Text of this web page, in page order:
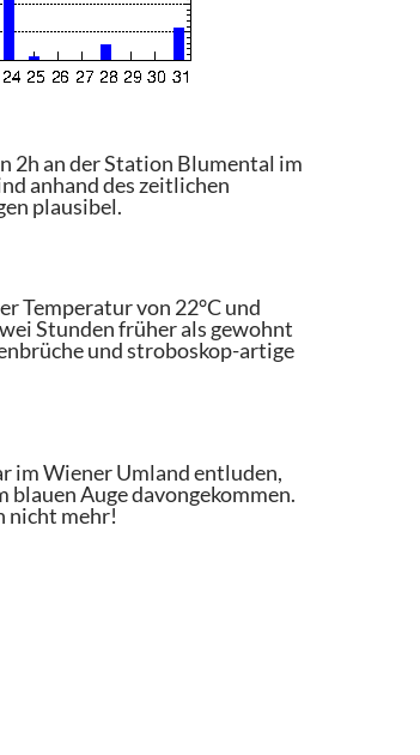
2h an der Station Blumental im
anhand des zeitlichen
plausibel.
Temperatur von 22°C und
Stunden früher als gewohnt
und stroboskop-artige
im Wiener Umland entluden,
Auge davongekommen.
nicht mehr!